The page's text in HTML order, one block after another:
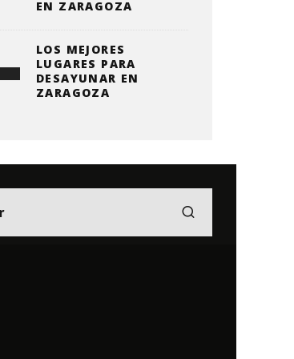
EN ZARAGOZA
LOS MEJORES
LUGARES PARA
DESAYUNAR EN
ZARAGOZA